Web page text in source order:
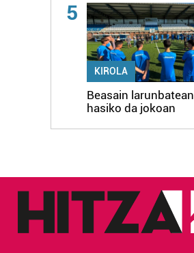
5
KIROLA
Beasain larunbatean
hasiko da jokoan